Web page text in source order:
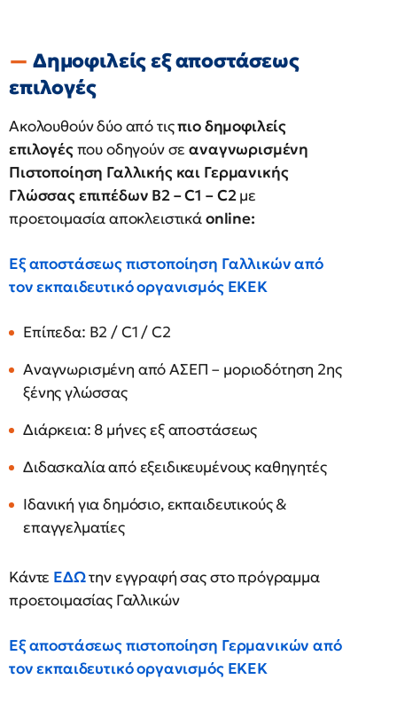
Δημοφιλείς εξ αποστάσεως
επιλογές
Ακολουθούν δύο από τιςπιο δημοφιλείς
επιλογέςπου οδηγούν σεαναγνωρισμένη
Πιστοποίηση Γαλλικής και Γερμανικής
Γλώσσας επιπέδων Β2 – C1 – C2με
προετοιμασία αποκλειστικάonline:
Εξ αποστάσεως πιστοποίηση Γαλλικώναπό
τονεκπαιδευτικό οργανισμός ΕΚΕΚ
Επίπεδα: Β2 / C1 / C2
Αναγνωρισμένη από ΑΣΕΠ – μοριοδότηση 2ης
ξένης γλώσσας
Διάρκεια: 8 μήνες εξ αποστάσεως
Διδασκαλία από εξειδικευμένους καθηγητές
Ιδανική για δημόσιο, εκπαιδευτικούς &
επαγγελματίες
Κάντε ΕΔΩτην εγγραφή σας στο πρόγραμμα
προετοιμασίας Γαλλικών
Εξ αποστάσεως πιστοποίηση Γερμανικώναπό
τονεκπαιδευτικό οργανισμός ΕΚΕΚ